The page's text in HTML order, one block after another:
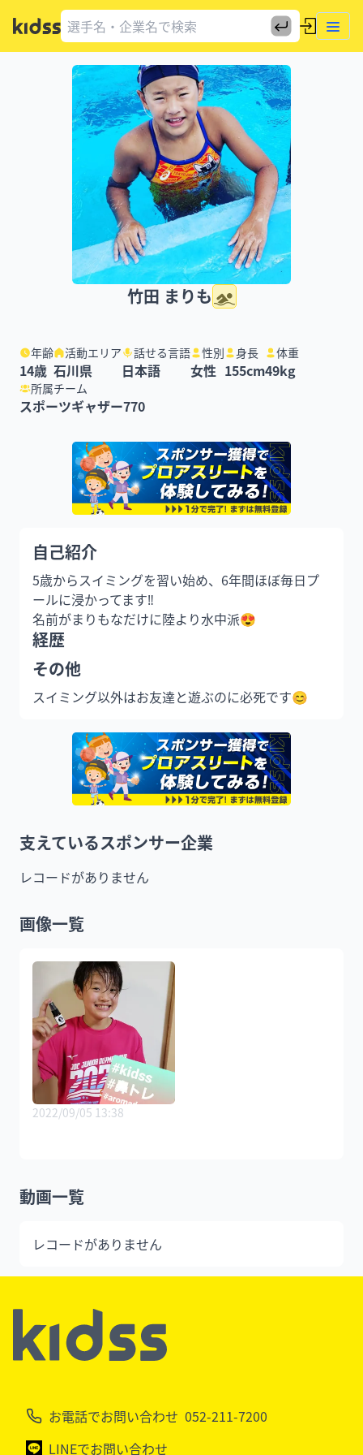
竹田 まりも
年齢
14歳
活動エリア
石川県
話せる言語
日本語
性別
女性
身長
155cm
体重
49kg
所属チーム
スポーツギャザー770
自己紹介
5歳からスイミングを習い始め、6年間ほぼ毎日プ
ールに浸かってます‼️
名前がまりもなだけに陸より水中派😍
経歴
その他
スイミング以外はお友達と遊ぶのに必死です😊
支えているスポンサー企業
レコードがありません
画像一覧
2022/09/05 13:38
動画一覧
レコードがありません
お電話でお問い合わせ 052-211-7200
LINEでお問い合わせ